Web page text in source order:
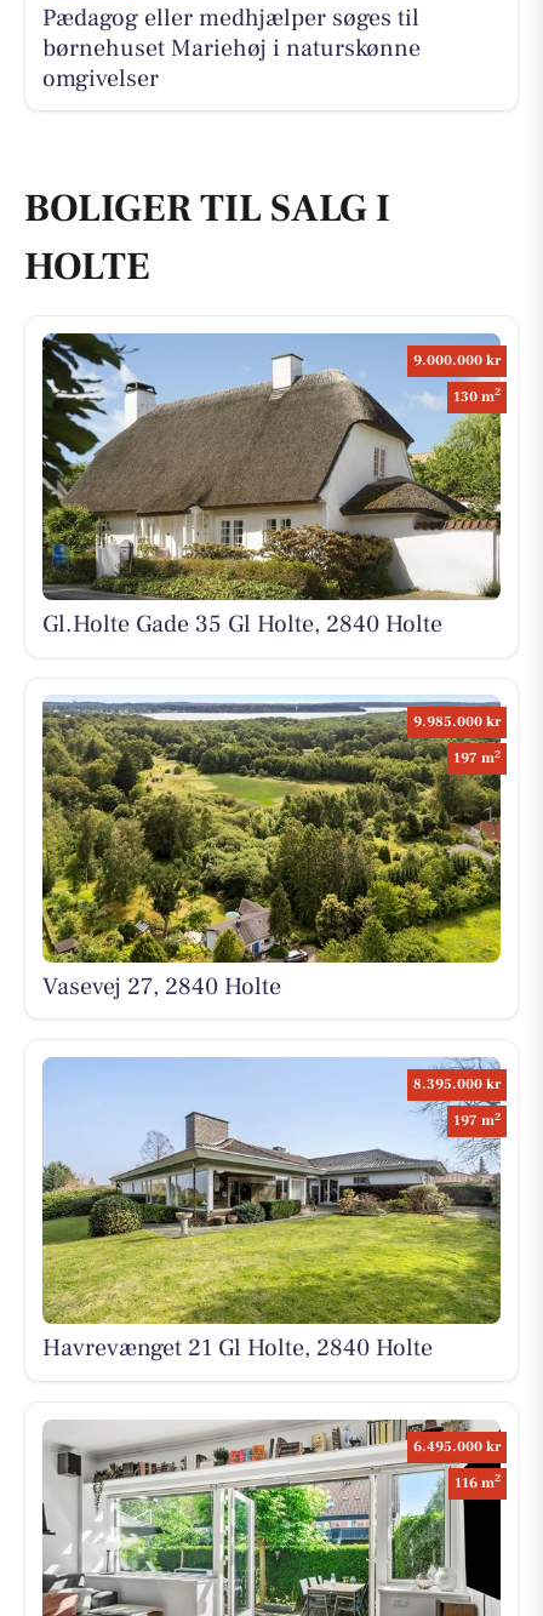
Pædagog eller medhjælper søges til
børnehuset Mariehøj i naturskønne
omgivelser
BOLIGER TIL SALG I
HOLTE
9.000.000 kr
130 m2
Gl.Holte Gade 35 Gl Holte, 2840 Holte
9.985.000 kr
197 m2
Vasevej 27, 2840 Holte
8.395.000 kr
197 m2
Havrevænget 21 Gl Holte, 2840 Holte
6.495.000 kr
116 m2